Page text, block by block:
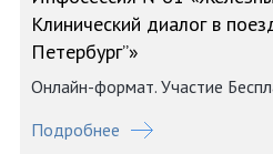
Клинический диалог в
Петербург”»
Онлайн-формат. Участие
Подробнее